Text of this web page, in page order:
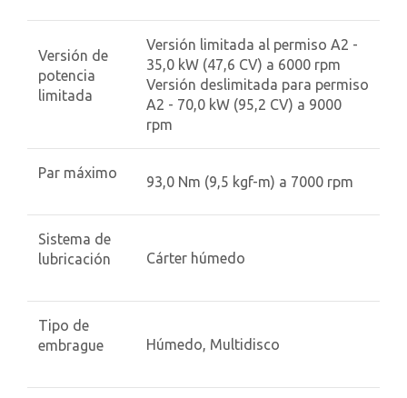
Versión de
potencia
limitada
Versión limitada al permiso A2 -
35,0 kW (47,6 CV) a 6000 rpm
Versión deslimitada para permiso
A2 - 70,0 kW (95,2 CV) a 9000
rpm
Par máximo
93,0 Nm (9,5 kgf-m) a 7000 rpm
Sistema de
lubricación
Cárter húmedo
Tipo de
embrague
Húmedo, Multidisco